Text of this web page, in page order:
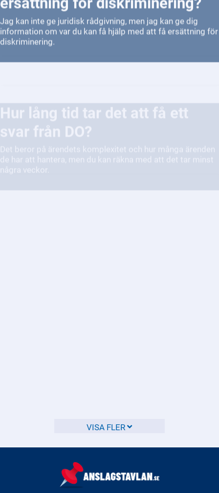
Jag kan inte ge juridisk rådgivning, men jag kan ge dig
information om var du kan få hjälp med att få ersättning för
diskriminering.
svar från DO?
Det beror på ärendets komplexitet och hur många ärenden
de har att hantera, men du kan räkna med att det tar minst
några veckor.
Ja, det finns skydd mot repressalier om du anmäler
VISA FLER